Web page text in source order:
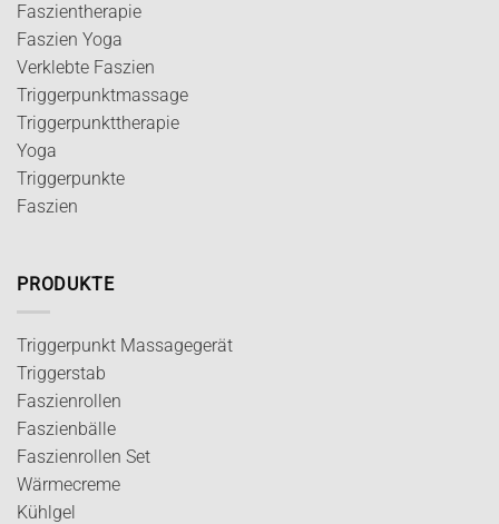
Faszientherapie
Faszien Yoga
Verklebte Faszien
Triggerpunktmassage
Triggerpunkttherapie
Yoga
Triggerpunkte
Faszien
PRODUKTE
Triggerpunkt Massagegerät
Triggerstab
Faszienrollen
Faszienbälle
Faszienrollen Set
Wärmecreme
Kühlgel